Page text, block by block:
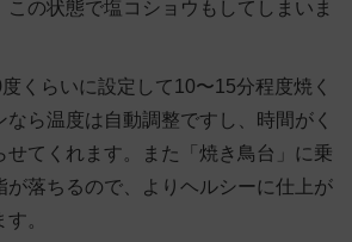
の状態で塩コショウもしてしまいま
くらいに設定して10〜15分程度焼く
ら温度は自動調整ですし、時間がく
せてくれます。また「焼き鳥台」に乗
が落ちるので、よりヘルシーに仕上が
。